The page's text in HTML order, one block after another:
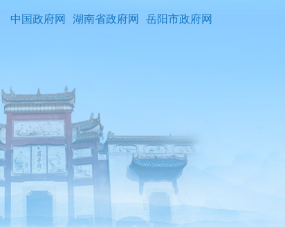
中国政府网 湖南省政府网 岳阳市政府网